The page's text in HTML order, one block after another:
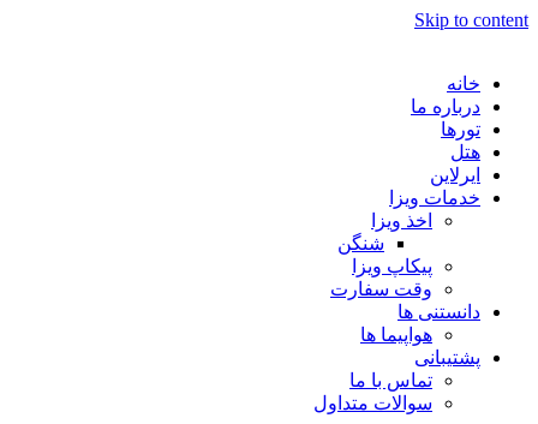
Skip to content
خانه
درباره ما
تورها
هتل
ایرلاین
خدمات ویزا
اخذ ویزا
شنگن
پیکاپ ویزا
وقت سفارت
دانستنی ها
هواپیما ها
پشتیبانی
تماس با ما
سوالات متداول